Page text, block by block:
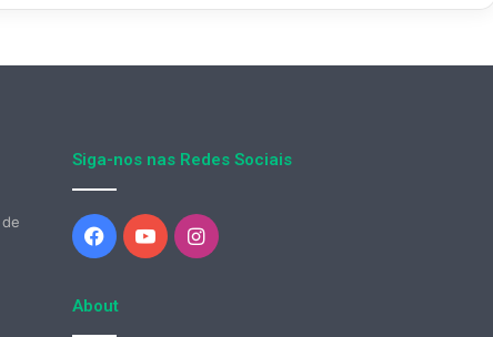
Siga-nos nas Redes Sociais
Facebook
YouTubeInstagram
About